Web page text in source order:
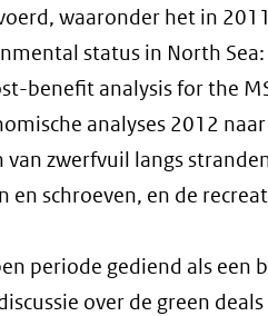
waaronder het in
status in North
benefit analysis for the
analyses 2012
zwerfvuil langs
en schroeven, en de
periode gediend als een
over de green